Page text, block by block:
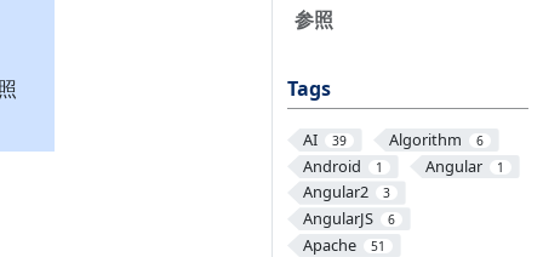
参照
Tags
AI 39 Algorithm 6
Android 1 Angular 1
Angular2 3
AngularJS 6
Apache 51